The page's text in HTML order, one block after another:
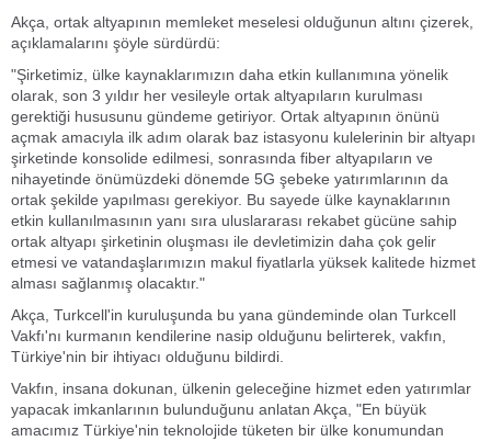
Akça, ortak altyapının memleket meselesi olduğunun altını çizerek,
açıklamalarını şöyle sürdürdü:
"Şirketimiz, ülke kaynaklarımızın daha etkin kullanımına yönelik
olarak, son 3 yıldır her vesileyle ortak altyapıların kurulması
gerektiği hususunu gündeme getiriyor. Ortak altyapının önünü
açmak amacıyla ilk adım olarak baz istasyonu kulelerinin bir altyapı
şirketinde konsolide edilmesi, sonrasında fiber altyapıların ve
nihayetinde önümüzdeki dönemde 5G şebeke yatırımlarının da
ortak şekilde yapılması gerekiyor. Bu sayede ülke kaynaklarının
etkin kullanılmasının yanı sıra uluslararası rekabet gücüne sahip
ortak altyapı şirketinin oluşması ile devletimizin daha çok gelir
etmesi ve vatandaşlarımızın makul fiyatlarla yüksek kalitede hizmet
alması sağlanmış olacaktır."
Akça, Turkcell'in kuruluşunda bu yana gündeminde olan Turkcell
Vakfı'nı kurmanın kendilerine nasip olduğunu belirterek, vakfın,
Türkiye'nin bir ihtiyacı olduğunu bildirdi.
Vakfın, insana dokunan, ülkenin geleceğine hizmet eden yatırımlar
yapacak imkanlarının bulunduğunu anlatan Akça, "En büyük
amacımız Türkiye'nin teknolojide tüketen bir ülke konumundan